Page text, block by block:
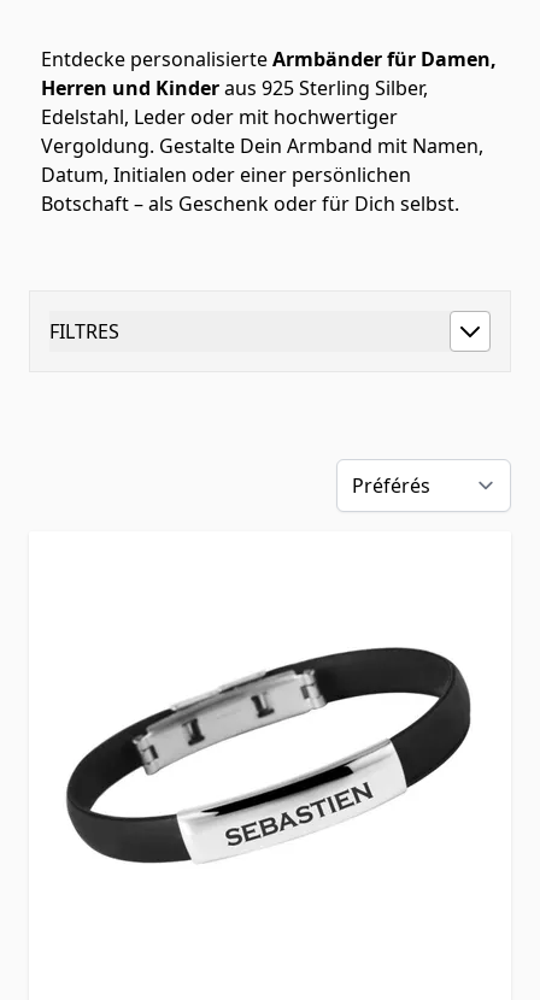
Entdecke personalisierteArmbänder für Damen,
Herren und Kinderaus 925 Sterling Silber,
Edelstahl, Leder oder mit hochwertiger
Vergoldung. Gestalte Dein Armband mit Namen,
Datum, Initialen oder einer persönlichen
Botschaft – als Geschenk oder für Dich selbst.
FILTRES